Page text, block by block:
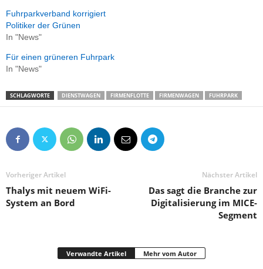
Fuhrparkverband korrigiert
Politiker der Grünen
In "News"
Für einen grüneren Fuhrpark
In "News"
SCHLAGWORTE DIENSTWAGEN FIRMENFLOTTE FIRMENWAGEN FUHRPARK
Vorheriger Artikel
Thalys mit neuem WiFi-
System an Bord
Nächster Artikel
Das sagt die Branche zur
Digitalisierung im MICE-
Segment
Verwandte Artikel Mehr vom Autor